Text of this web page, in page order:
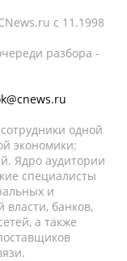
c 11.1998
разбора -
одной
экономики:
Ядро аудитории
специалисты
и
власти, банков,
а также